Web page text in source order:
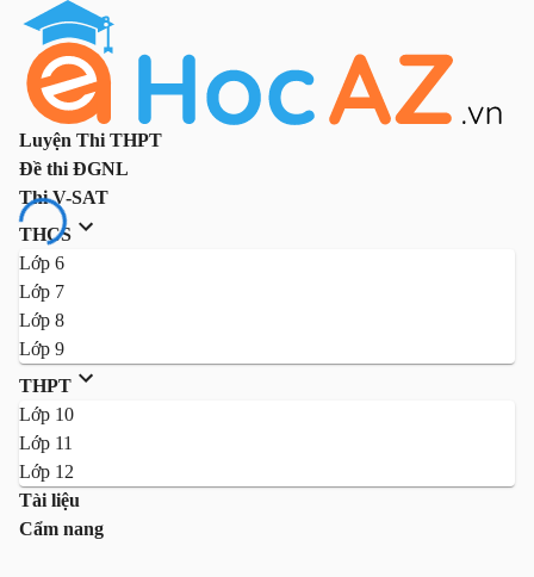
Luyện Thi THPT
Đề thi ĐGNL
Thi V-SAT
THCS
Lớp 6
Lớp 7
Lớp 8
Lớp 9
THPT
Lớp 10
Lớp 11
Lớp 12
Tài liệu
Cẩm nang